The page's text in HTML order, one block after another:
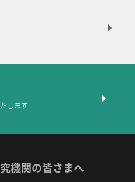
します
機関の皆さまへ